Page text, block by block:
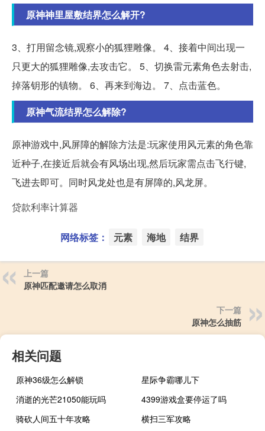
原神神里屋敷结界怎么解开?
3、打用留念镜,观察小的狐狸雕像。 4、接着中间出现一
只更大的狐狸雕像,去攻击它。 5、切换雷元素角色去射击,
掉落钥形的镇物。 6、再来到海边。 7、点击蓝色。
原神气流结界怎么解除?
原神游戏中,风屏障的解除方法是:玩家使用风元素的角色靠
近种子,在接近后就会有风场出现,然后玩家需点击飞行键,
飞进去即可。同时风龙处也是有屏障的,风龙屏。
贷款利率计算器
网络标签： 元素 海地 结界
上一篇
原神匹配邀请怎么取消
下一篇
原神怎么抽筋
相关问题
原神36级怎么解锁
星际争霸哪儿下
消逝的光芒21050能玩吗
4399游戏盒要停运了吗
骑砍人间五十年攻略
横扫三军攻略